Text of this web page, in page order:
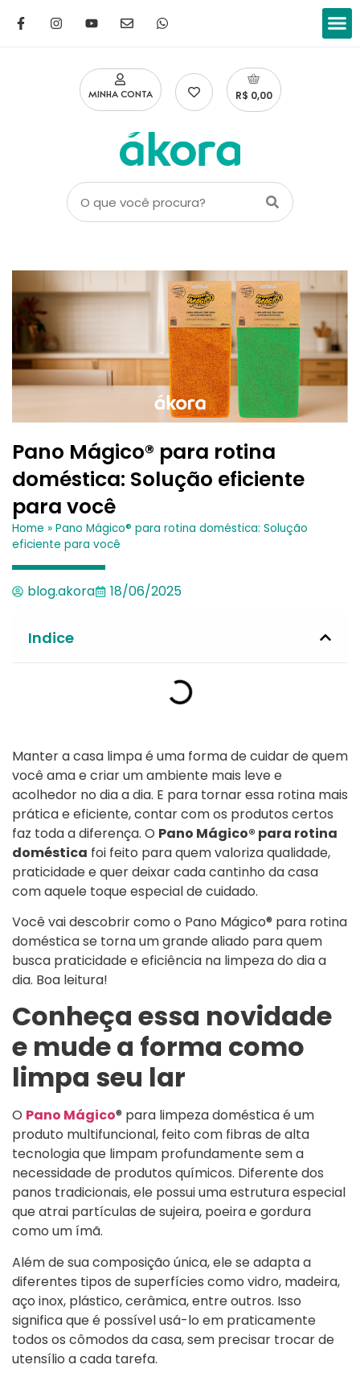
MINHA CONTA R$ 0,00
Pano Mágico® para rotina
doméstica: Solução eficiente
para você
Home » Pano Mágico® para rotina doméstica: Solução
eficiente para você
blog.akora 18/06/2025
Indice
Manter a casa limpa é uma forma de cuidar de quem
você ama e criar um ambiente mais leve e
acolhedor no dia a dia. E para tornar essa rotina mais
prática e eficiente, contar com os produtos certos
faz toda a diferença. O Pano Mágico® para rotina
doméstica foi feito para quem valoriza qualidade,
praticidade e quer deixar cada cantinho da casa
com aquele toque especial de cuidado.
Você vai descobrir como o Pano Mágico® para rotina
doméstica se torna um grande aliado para quem
busca praticidade e eficiência na limpeza do dia a
dia. Boa leitura!
Conheça essa novidade
e mude a forma como
limpa seu lar
O Pano Mágico® para limpeza doméstica é um
produto multifuncional, feito com fibras de alta
tecnologia que limpam profundamente sem a
necessidade de produtos químicos. Diferente dos
panos tradicionais, ele possui uma estrutura especial
que atrai partículas de sujeira, poeira e gordura
como um ímã.
Além de sua composição única, ele se adapta a
diferentes tipos de superfícies como vidro, madeira,
aço inox, plástico, cerâmica, entre outros. Isso
significa que é possível usá-lo em praticamente
todos os cômodos da casa, sem precisar trocar de
utensílio a cada tarefa.